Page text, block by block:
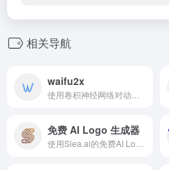
相关导航
waifu2x
免费 AI Logo 生成器